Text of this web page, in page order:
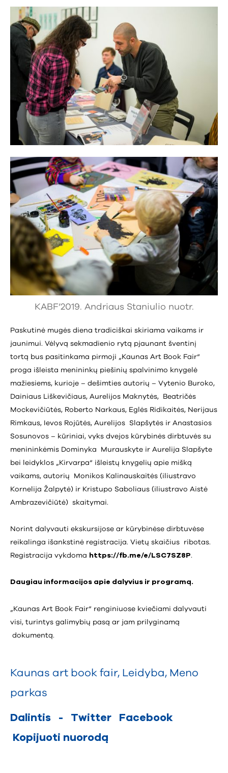
KABF’2019. Andriaus Staniulio nuotr.
Paskutinė mugės diena tradiciškai skiriama vaikams ir
jaunimui. Vėlyvą sekmadienio rytą pjaunant šventinį
tortą bus pasitinkama pirmoji „Kaunas Art Book Fair“
proga išleista menininkų piešinių spalvinimo knygelė
mažiesiems, kurioje – dešimties autorių – Vytenio Buroko,
Dainiaus Liškevičiaus, Aurelijos Maknytės, Beatričės
Mockevičiūtės, Roberto Narkaus, Eglės Ridikaitės, Nerijaus
Rimkaus, Ievos Rojūtės, Aurelijos Slapšytės ir Anastasios
Sosunovos – kūriniai, vyks dvejos kūrybinės dirbtuvės su
menininkėmis Dominyka Murauskyte ir Aurelija Slapšyte
bei leidyklos „Kirvarpa“ išleistų knygelių apie mišką
vaikams, autorių Monikos Kalinauskaitės (iliustravo
Kornelija Žalpytė) ir Kristupo Saboliaus (iliustravo Aistė
Ambrazevičiūtė) skaitymai.
Norint dalyvauti ekskursijose ar kūrybinėse dirbtuvėse
reikalinga išankstinė registracija. Vietų skaičius ribotas.
Registracija vykdoma https://fb.me/e/LSC7SZ8P.
Daugiau informacijos apie dalyvius ir programą.
„Kaunas Art Book Fair“ renginiuose kviečiami dalyvauti
visi, turintys galimybių pasą ar jam prilyginamą
dokumentą.
Kaunas art book fair, Leidyba, Meno
parkas
Dalintis - Twitter
Facebook
Kopijuoti nuorodą